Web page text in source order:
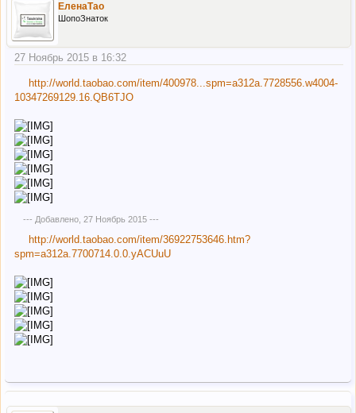
ЕленаТао
ШопоЗнаток
27 Ноябрь 2015 в 16:32
http://world.taobao.com/item/400978...spm=a312a.7728556.w4004-
10347269129.16.QB6TJO
--- Добавлено, 27 Ноябрь 2015---
http://world.taobao.com/item/36922753646.htm?
spm=a312a.7700714.0.0.yACUuU